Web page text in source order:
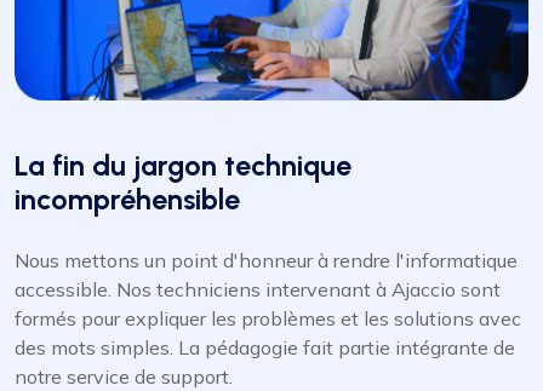
La fin du jargon technique
incompréhensible
Nous mettons un point d'honneur à rendre l'informatique
accessible. Nos techniciens intervenant à Ajaccio sont
formés pour expliquer les problèmes et les solutions avec
des mots simples. La pédagogie fait partie intégrante de
notre service de support.